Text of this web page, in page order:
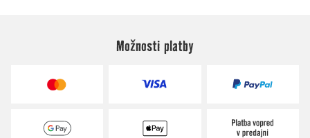
Možnosti platby